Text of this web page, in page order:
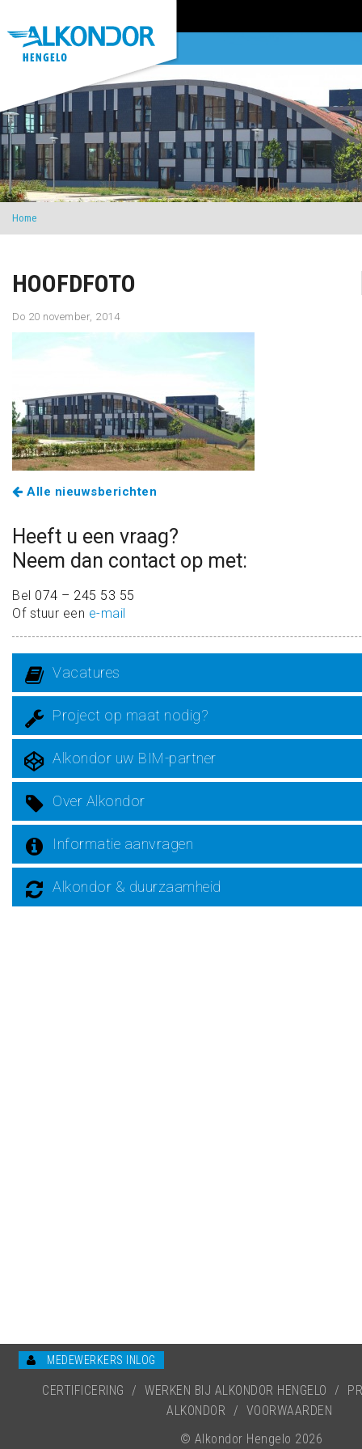
Home
HOOFDFOTO
Do 20 november, 2014
Alle nieuwsberichten
Heeft u een vraag?
Neem dan contact op met:
Bel 074 – 245 53 55
Of stuur een e-mail
Vacatures
Project op maat nodig?
Alkondor uw BIM-partner
Over Alkondor
Informatie aanvragen
Alkondor & duurzaamheid
MEDEWERKERS INLOG
CERTIFICERING / WERKEN BIJ ALKONDOR HENGELO /
ALKONDOR
/ VOORWAARDEN
© Alkondor Hengelo 2026